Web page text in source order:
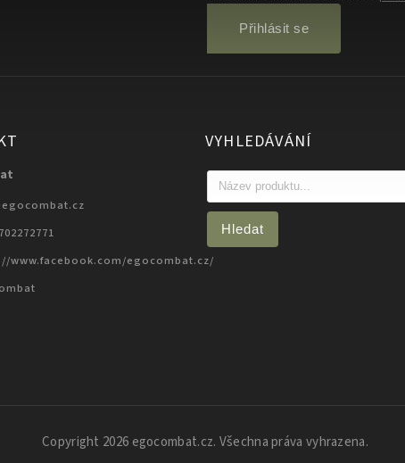
Přihlásit se
egocombat.cz
www.facebook.com/egocombat.cz/
VYHLEDÁVÁNÍ
Hledat
Copyright 2026 egocombat.cz. Všechna práva vyhrazena.